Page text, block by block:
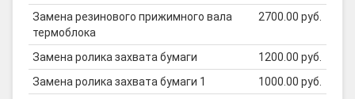
Замена резинового прижимного вала
термоблока
2700.00 руб.
Замена ролика захвата бумаги
1200.00 руб.
Замена ролика захвата бумаги 1
1000.00 руб.